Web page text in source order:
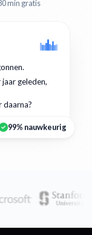
min gratis
geleden,
daarna?
99% nauwkeurig